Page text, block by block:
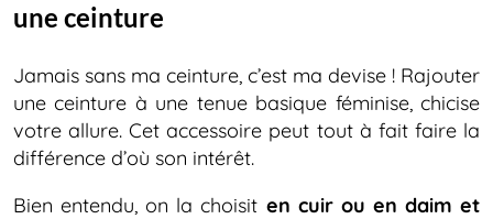
une ceinture
Jamais sans ma ceinture, c’est ma devise ! Rajouter
une ceinture à une tenue basique féminise, chicise
votre allure. Cet accessoire peut tout à fait faire la
différence d’où son intérêt.
Bien entendu, on la choisit en cuir ou en daim et